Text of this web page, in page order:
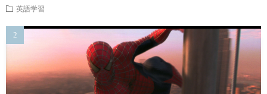
英語学習